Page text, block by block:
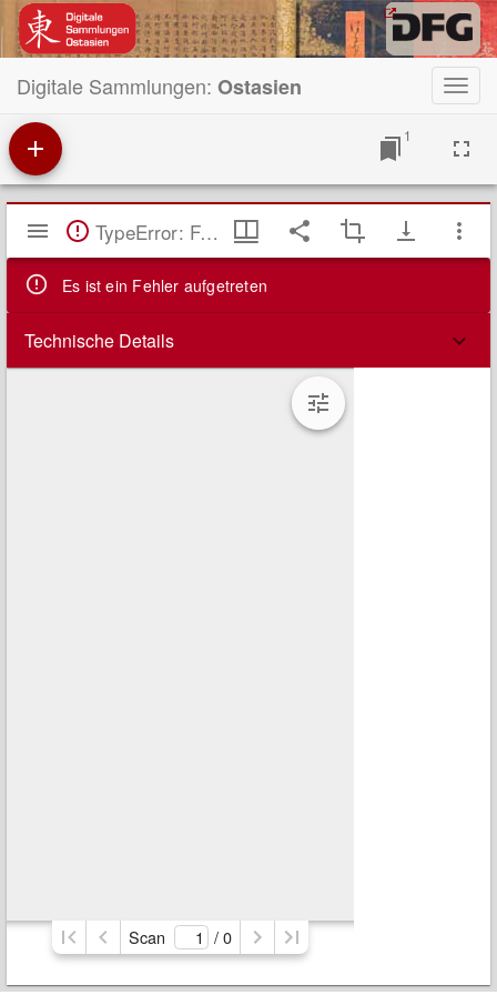
Digitale Sammlungen: Ostasien
1
Mirador
Viewer TypeError: Failed to fetch
Es ist ein Fehler aufgetreten
Technische Details
Scan / 0